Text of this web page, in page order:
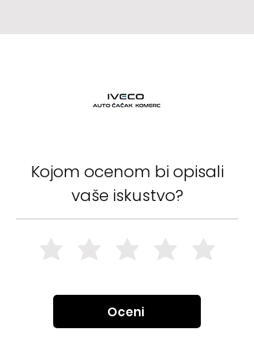
Kojom ocenom bi opisali
vaše iskustvo?
Oceni